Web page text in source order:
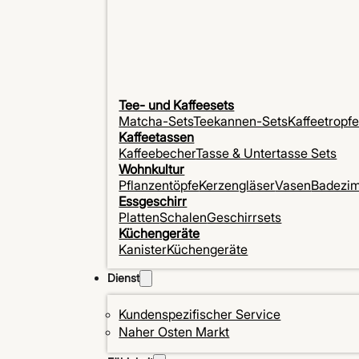
Tee- und Kaffeesets
Matcha-SetsTeekannen-Sets
Kaffeetassen
KaffeebecherTasse & Untertasse Sets
Wohnkultur
PflanzentöpfeKerzengläserVasen
Essgeschirr
PlattenSchalenGeschirrsets
Küchengeräte
KanisterKüchengeräte
Dienst
Kundenspezifischer Service
Naher Osten Markt